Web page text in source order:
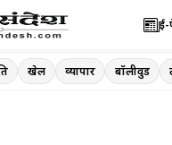
ई-
खेल व्यापार बॉलीवुड